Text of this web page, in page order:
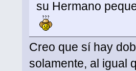
su Hermano
Creo que sí hay
solamente, al igual